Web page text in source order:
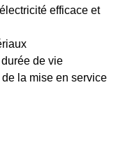
efficace et
de vie
la mise en service